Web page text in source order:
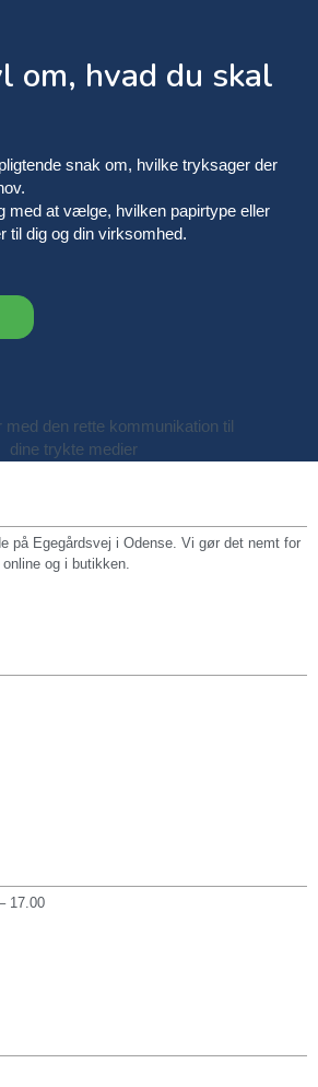
om, hvad du skal
snak om, hvilke tryksager der
med at vælge, hvilken papirtype eller
til dig og din virksomhed.
på Egegårdsvej i Odense. Vi gør det nemt for
og i butikken.
17.00